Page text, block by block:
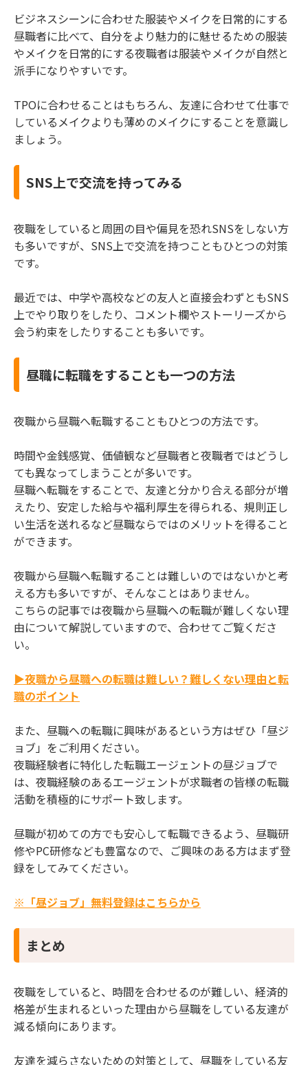
ビジネスシーンに合わせた服装やメイクを日常的にする
昼職者に比べて、自分をより魅力的に魅せるための服装
やメイクを日常的にする夜職者は服装やメイクが自然と
派手になりやすいです。
TPOに合わせることはもちろん、友達に合わせて仕事で
しているメイクよりも薄めのメイクにすることを意識し
ましょう。
SNS上で交流を持ってみる
夜職をしていると周囲の目や偏見を恐れSNSをしない方
も多いですが、SNS上で交流を持つこともひとつの対策
です。
最近では、中学や高校などの友人と直接会わずともSNS
上でやり取りをしたり、コメント欄やストーリーズから
会う約束をしたりすることも多いです。
昼職に転職をすることも一つの方法
夜職から昼職へ転職することもひとつの方法です。
時間や金銭感覚、価値観など昼職者と夜職者ではどうし
ても異なってしまうことが多いです。
昼職へ転職をすることで、友達と分かり合える部分が増
えたり、安定した給与や福利厚生を得られる、規則正し
い生活を送れるなど昼職ならではのメリットを得ること
ができます。
夜職から昼職へ転職することは難しいのではないかと考
える方も多いですが、そんなことはありません。
こちらの記事では夜職から昼職への転職が難しくない理
由について解説していますので、合わせてご覧くださ
い。
▶夜職から昼職への転職は難しい？難しくない理由と転
職のポイント
また、昼職への転職に興味があるという方はぜひ「昼ジ
ョブ」をご利用ください。
夜職経験者に特化した転職エージェントの昼ジョブで
は、夜職経験のあるエージェントが求職者の皆様の転職
活動を積極的にサポート致します。
昼職が初めての方でも安心して転職できるよう、昼職研
修やPC研修なども豊富なので、ご興味のある方はまず登
録をしてみてください。
※「昼ジョブ」無料登録はこちらから
まとめ
夜職をしていると、時間を合わせるのが難しい、経済的
格差が生まれるといった理由から昼職をしている友達が
減る傾向にあります。
友達を減らさないための対策として、昼職をしている友